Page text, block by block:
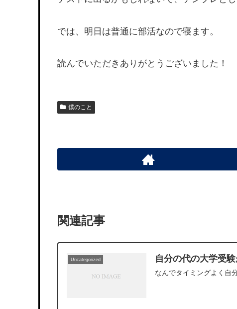
では、明日は普通に部活なので寝ます。
読んでいただきありがとうございました！
僕のこと
関連記事
Uncategorized 自分の代の大学受
なんでタイミングよく自